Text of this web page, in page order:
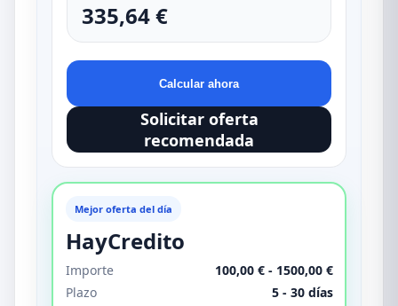
335,64 €
Calcular ahora
Solicitar oferta
recomendada
Mejor oferta del día
HayCredito
Importe
100,00 € - 1500,00 €
Plazo
5 - 30 días